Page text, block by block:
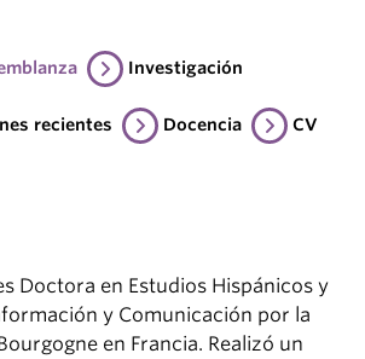
Investigación
recientes Docencia CV
Doctora en Estudios Hispánicos y
y Comunicación por la
en Francia. Realizó un